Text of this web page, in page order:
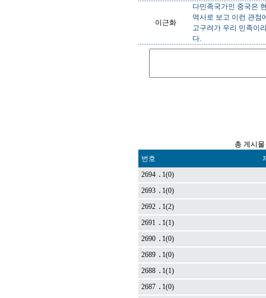
이근화
다민족국가인 중국은
역사로 보고 이런 관점
고구려가 우리 민족이
다.
총 게시
번호
2694
1(0)
2693
1(0)
2692
1(2)
2691
1(1)
2690
1(0)
2689
1(0)
2688
1(1)
2687
1(0)